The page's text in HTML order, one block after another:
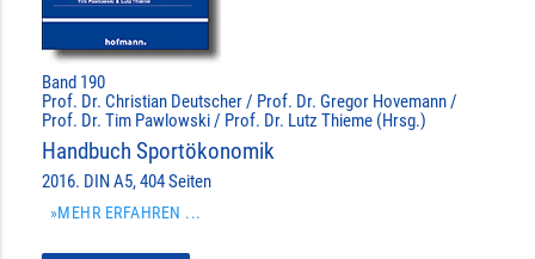
Band 190
Prof. Dr. Christian Deutscher / Prof. Dr. Gregor Hovemann /
Prof. Dr. Tim Pawlowski / Prof. Dr. Lutz Thieme (Hrsg.)
Handbuch Sportökonomik
2016. DIN A5, 404 Seiten
»MEHR ERFAHREN ...